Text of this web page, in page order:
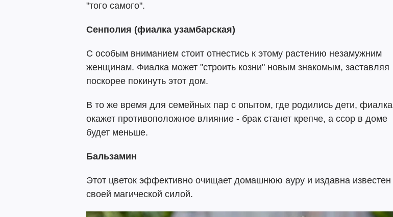
"того самого".
Сенполия (фиалка узамбарская)
С особым вниманием стоит отнестись к этому растению незамужним
женщинам. Фиалка может "строить козни" новым знакомым, заставляя
поскорее покинуть этот дом.
В то же время для семейных пар с опытом, где родились дети, фиалка
окажет противоположное влияние - брак станет крепче, а ссор в доме
будет меньше.
Бальзамин
Этот цветок эффективно очищает домашнюю ауру и издавна известен
своей магической силой.